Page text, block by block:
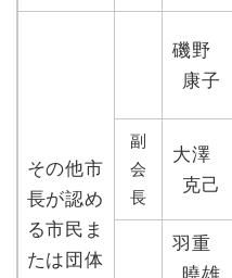
その他市
長が認め
る市民ま
たは団体
磯野
康子
副
会
長
大澤
克己
羽重
曉雄